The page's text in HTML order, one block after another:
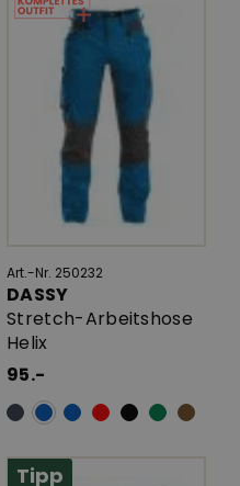
Art.-Nr. 250232
DASSY
Stretch-Arbeitshose
Helix
95.-
Tipp